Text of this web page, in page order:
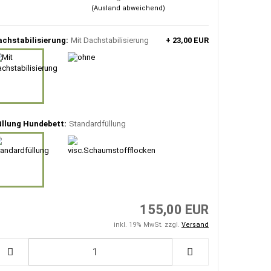
(Ausland abweichend)
Mit Dachstabilisierung + 23,00 EUR
Hundebett: Standardfüllung
155,00 EUR
inkl. 19% MwSt. zzgl. Versand